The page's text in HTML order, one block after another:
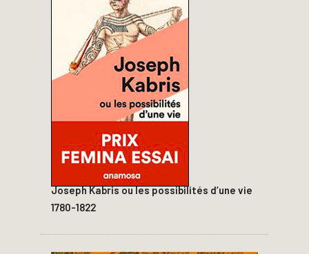
Joseph Kabris ou les possibilités d’une vie
1780-1822